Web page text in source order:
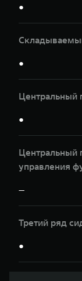
●
●
Центральный
●
Центральный
управления
—
Третий ряд
●